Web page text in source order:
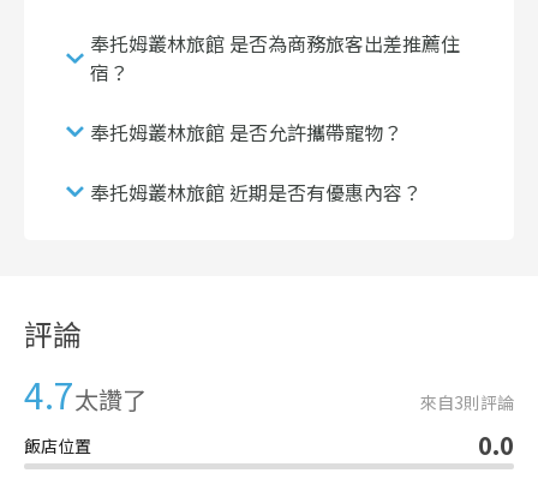
奉托姆叢林旅館 是否為商務旅客出差推薦住
宿？
奉托姆叢林旅館 是否允許攜帶寵物？
奉托姆叢林旅館 近期是否有優惠內容？
評論
4.7太讚了 來自3則評論
飯店位置
0.0